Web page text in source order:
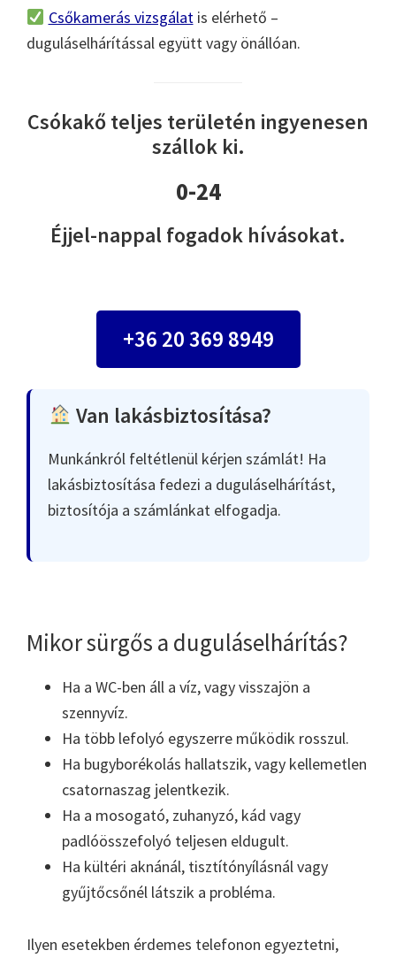
Csőkamerás vizsgálatis elérhető –
duguláselhárítással együtt vagy önállóan.
Csókakő teljes területén ingyenesen
szállok ki.
0-24
Éjjel-nappal fogadok hívásokat.
+36 20 369 8949
Van lakásbiztosítása?
Munkánkról feltétlenül kérjen számlát! Ha
lakásbiztosítása fedezi a duguláselhárítást,
biztosítója a számlánkat elfogadja.
Mikor sürgős a duguláselhárítás?
Ha a WC-ben áll a víz, vagy visszajön a
szennyvíz.
Ha több lefolyó egyszerre működik rosszul.
Ha bugyborékolás hallatszik, vagy kellemetlen
csatornaszag jelentkezik.
Ha a mosogató, zuhanyzó, kád vagy
padlóösszefolyó teljesen eldugult.
Ha kültéri aknánál, tisztítónyílásnál vagy
gyűjtőcsőnél látszik a probléma.
Ilyen esetekben érdemes telefonon egyeztetni,